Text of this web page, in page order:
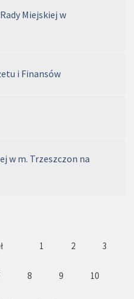
Miejskiej w
i Finansów
w m. Trzeszczon na
1 2 3
8 9 10